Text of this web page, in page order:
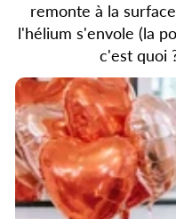
remonte à la
l'hélium s'envole (la
c'est quoi